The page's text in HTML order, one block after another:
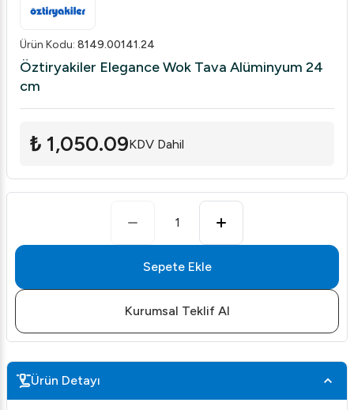
Ürün Kodu: 8149.00141.24
Öztiryakiler Elegance Wok Tava Alüminyum 24
cm
₺ 1,050.09KDV Dahil
1
Sepete Ekle
Kurumsal Teklif Al
Ürün Detayı